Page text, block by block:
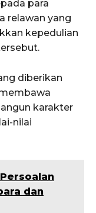
para
relawan yang
kepedulian
diberikan
karakter
nilai
dan